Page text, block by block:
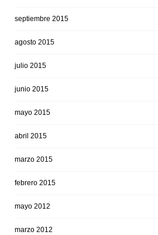
septiembre 2015
agosto 2015
julio 2015
junio 2015
mayo 2015
abril 2015
marzo 2015
febrero 2015
mayo 2012
marzo 2012